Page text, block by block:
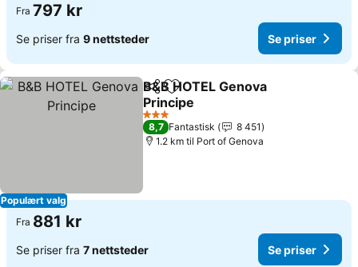
Fra 797 kr
Se priser fra 9 nettsteder Se priser
Populært valg
Del Legg til i favoritter
B&B HOTEL Genova
Principe
3 Stjerner
8,7 Fantastisk
8 451
1.2 km til Port of Genova
Fra 881 kr
Se priser fra 7 nettsteder Se priser